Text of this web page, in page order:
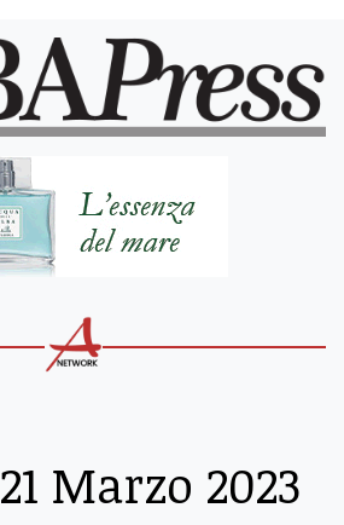
21 Marzo 2023